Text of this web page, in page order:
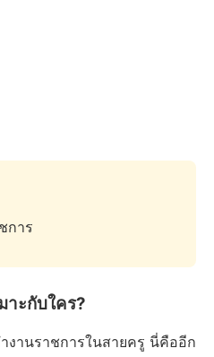
การ
าะกับใคร?
านราชการในสายครู นี่คืออีก